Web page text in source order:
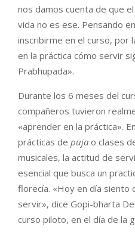
nos damos cuenta de que
vida no es ese. Pensando
inscribirme en el curso, por
en la práctica cómo servir
Prabhupada».
Durante los 6 meses del
compañeros tuvieron
«aprender en la práctica».
prácticas de puja o clases
musicales, la actitud de
esencial que busca un
florecía. «Hoy en día siento
servir», dice Gopi-bharta
curso piloto, en el día de la